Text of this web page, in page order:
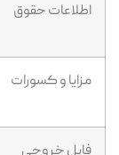
اطلاعات حقوق
مزایا و کسورات